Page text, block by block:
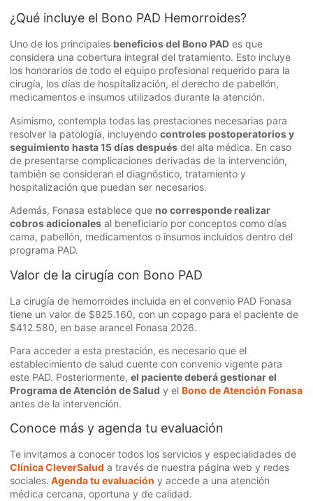
¿Qué incluye el Bono PAD Hemorroides?
Uno de los principales beneficios del Bono PAD es que
considera una cobertura integral del tratamiento. Esto incluye
los honorarios de todo el equipo profesional requerido para la
cirugía, los días de hospitalización, el derecho de pabellón,
medicamentos e insumos utilizados durante la atención.
Asimismo, contempla todas las prestaciones necesarias para
resolver la patología, incluyendo controles postoperatorios y
seguimiento hasta 15 días después del alta médica. En caso
de presentarse complicaciones derivadas de la intervención,
también se consideran el diagnóstico, tratamiento y
hospitalización que puedan ser necesarios.
Además, Fonasa establece que no corresponde realizar
cobros adicionales al beneficiario por conceptos como días
cama, pabellón, medicamentos o insumos incluidos dentro del
programa PAD.
Valor de la cirugía con Bono PAD
La cirugía de hemorroides incluida en el convenio PAD Fonasa
tiene un valor de $825.160, con un copago para el paciente de
$412.580, en base arancel Fonasa 2026.
Para acceder a esta prestación, es necesario que el
establecimiento de salud cuente con convenio vigente para
este PAD. Posteriormente, el paciente deberá gestionar el
Programa de Atención de Salud y el Bono de Atención Fonasa
antes de la intervención.
Conoce más y agenda tu evaluación
Te invitamos a conocer todos los servicios y especialidades de
Clínica CleverSalud a través de nuestra página web y redes
sociales. Agenda tu evaluación y accede a una atención
médica cercana, oportuna y de calidad.